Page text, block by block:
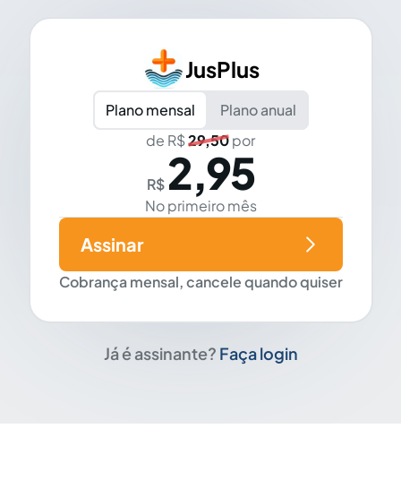
JusPlus
Plano mensal
Plano anual
de R$29,50por
R$ 2,95
No primeiro mês
Cobrança mensal, cancele quando quiser
Assinar
Já é assinante? Faça login